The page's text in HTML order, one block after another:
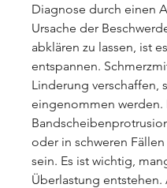
Diagnose durch einen
Ursache der
abklären zu lassen, ist
entspannen.
Linderung verschaffen,
eingenommen werden.
oder in schweren
sein. Es ist wichtig,
Überlastung